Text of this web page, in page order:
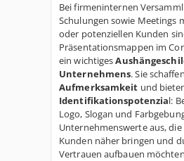
Bei firmeninternen
Schulungen sowie Meetings
oder potenziellen Kunden
Präsentationsmappen im
ein wichtiges
Unternehmens. Sie schaffen
Aufmerksamkeit und
Identifikationspotenzial:
Logo, Slogan und
Unternehmenswerte aus, die
Kunden näher bringen und
Vertrauen aufbauen